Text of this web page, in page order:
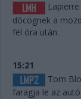
döcögnek a
fél óra után.
15:21
Tom
faragja le az